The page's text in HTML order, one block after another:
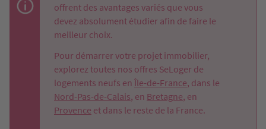
offrent des avantages variés que vous
devez absolument étudier afin de faire le
meilleur choix.
Pour démarrer votre projet immobilier,
explorez toutes nos offres SeLoger de
logements neufs en Île-de-France, dans le
Nord-Pas-de-Calais, en Bretagne, en
Provence et dans le reste de la France.